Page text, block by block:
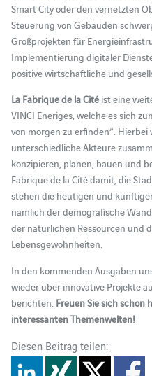
Smart City oder den vernetzten
Steuerung von Gebäuden
Großprojekten für
Implementierung digitaler
positive wirtschaftliche und
La Fabrique de la Citéist eine
VINCI Eneriges, welche es sich
von morgen zu erfinden“.
unterschiedliche Akteure
konzipieren, planen, bauen und
Fabrique de la Cité damit, die
stehen die heutigen und
nämlich der demografische
der natürlichen Ressourcen und
Lebensgewohnheiten.
In den kommenden Ausgaben
wieder über innovative Projekte
berichten. Freuen Sie sich schon
interessanten Themenwelten!
Diesen Beitrag teilen: